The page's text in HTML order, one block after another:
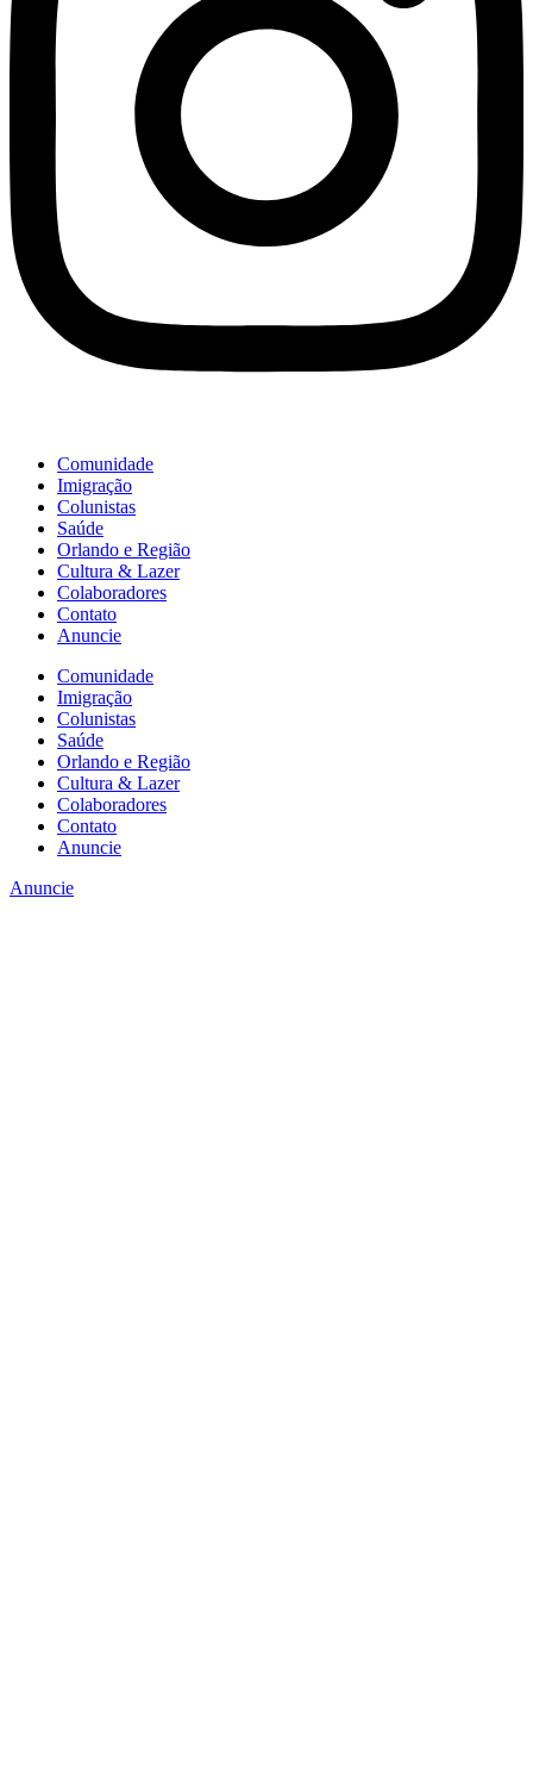
Comunidade
Imigração
Colunistas
Saúde
Orlando e Região
Cultura & Lazer
Colaboradores
Contato
Anuncie
Comunidade
Imigração
Colunistas
Saúde
Orlando e Região
Cultura & Lazer
Colaboradores
Contato
Anuncie
Anuncie